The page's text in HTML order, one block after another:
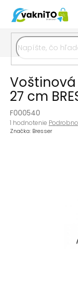
obsah
27 cm
F000540
Priemerné
hodnotenie
1 hodnotenie
Značka: Bresser